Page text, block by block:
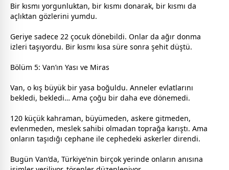
Bir kısmı yorgunluktan, bir kısmı donarak, bir kısmı da
açlıktan gözlerini yumdu.
Geriye sadece 22 çocuk dönebildi. Onlar da ağır donma
izleri taşıyordu. Bir kısmı kısa süre sonra şehit düştü.
Bölüm 5: Van’ın Yası ve Miras
Van, o kış büyük bir yasa boğuldu. Anneler evlatlarını
bekledi, bekledi… Ama çoğu bir daha eve dönemedi.
120 küçük kahraman, büyümeden, askere gitmeden,
evlenmeden, meslek sahibi olmadan toprağa karıştı. Ama
onların taşıdığı cephane ile cephedeki askerler direndi.
Bugün Van’da, Türkiye’nin birçok yerinde onların anısına